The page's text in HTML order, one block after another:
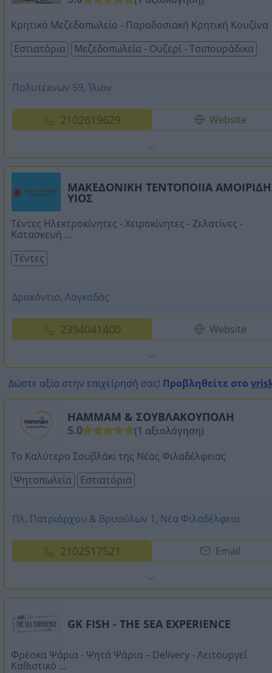
Κρητικό Μεζεδοπωλείο - Παραδοσιακή Κρητική Κουζίνα
Εστιατόρια
Μεζεδοπωλεία - Ουζερί - Τσιπουράδικα
Πολυτέκνων 59, Ίλιον
2102619629 Website
ΜΑΚΕΔΟΝΙΚΗ ΤΕΝΤΟΠΟΙΙΑ
ΥΙΟΣ
Τέντες Ηλεκτροκίνητες - Χειροκίνητες - Ζελατίνες -
Κατασκευή ...
Τέντες
Δρακόντιο, Λαγκαδάς
2394041400 Website
Δώστε αξία στην επιχείρησή σας! Προβληθείτε στο
HAMMAM & ΣΟΥΒΛΑΚΟΥΠΟΛΗ
5.0
(1 αξιολόγηση)
Το Καλύτερο Σουβλάκι της Νέας Φιλαδέλφειας
Ψητοπωλεία
Εστιατόρια
Πλ. Πατριάρχου & Βρυούλων 1, Νέα Φιλαδέλφεια
2102517521 Email
GK FISH - THE SEA EXPERIENCE
Φρέσκα Ψάρια - Ψητά Ψάρια – Delivery - Λειτουργεί
Καθιστικό ...